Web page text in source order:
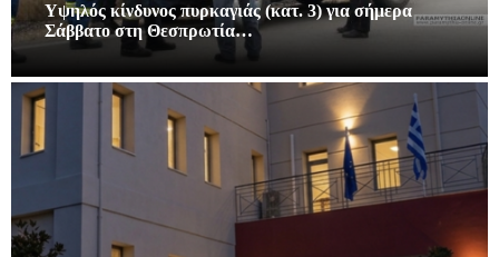
Υψηλός κίνδυνος πυρκαγιάς (κατ. 3) για σήμερα
Σάββατο στη Θεσπρωτία…